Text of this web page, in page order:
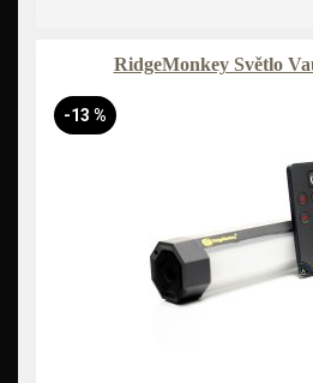
RidgeMonkey Světlo
-13 %